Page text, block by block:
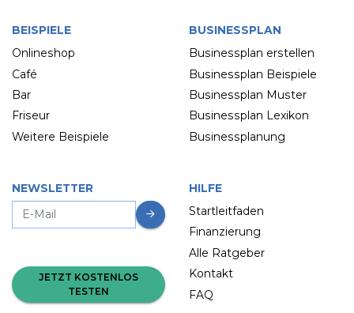
BEISPIELE
Onlineshop
Café
Bar
Friseur
Weitere Beispiele
BUSINESSPLAN
Businessplan erstellen
Businessplan Beispiele
Businessplan Muster
Businessplan Lexikon
Businessplanung
NEWSLETTER
JETZT KOSTENLOS
TESTEN
HILFE
Startleitfaden
Finanzierung
Alle Ratgeber
Kontakt
FAQ